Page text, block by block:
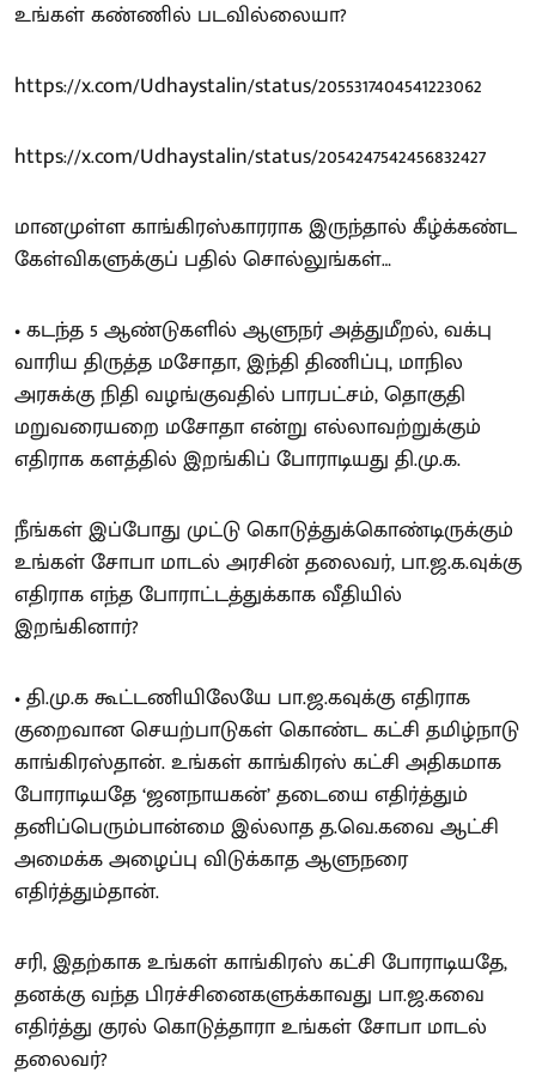
உங்கள் கண்ணில் படவில்லையா?
https://x.com/Udhaystalin/status/2055317404541223062
https://x.com/Udhaystalin/status/2054247542456832427
மானமுள்ள காங்கிரஸ்காரராக இருந்தால் கீழ்க்கண்ட
கேள்விகளுக்குப் பதில் சொல்லுங்கள்…
• கடந்த 5 ஆண்டுகளில் ஆளுநர் அத்துமீறல், வக்பு
வாரிய திருத்த மசோதா, இந்தி திணிப்பு, மாநில
அரசுக்கு நிதி வழங்குவதில் பாரபட்சம், தொகுதி
மறுவரையறை மசோதா என்று எல்லாவற்றுக்கும்
எதிராக களத்தில் இறங்கிப் போராடியது தி.மு.க.
நீங்கள் இப்போது முட்டு கொடுத்துக்கொண்டிருக்கும்
உங்கள் சோபா மாடல் அரசின் தலைவர், பா.ஜ.க.வுக்கு
எதிராக எந்த போராட்டத்துக்காக வீதியில்
இறங்கினார்?
• தி.மு.க கூட்டணியிலேயே பா.ஜ.கவுக்கு எதிராக
குறைவான செயற்பாடுகள் கொண்ட கட்சி தமிழ்நாடு
காங்கிரஸ்தான். உங்கள் காங்கிரஸ் கட்சி அதிகமாக
போராடியதே ‘ஜனநாயகன்’ தடையை எதிர்த்தும்
தனிப்பெரும்பான்மை இல்லாத த.வெ.கவை ஆட்சி
அமைக்க அழைப்பு விடுக்காத ஆளுநரை
எதிர்த்தும்தான்.
சரி, இதற்காக உங்கள் காங்கிரஸ் கட்சி போராடியதே,
தனக்கு வந்த பிரச்சினைகளுக்காவது பா.ஜ.கவை
எதிர்த்து குரல் கொடுத்தாரா உங்கள் சோபா மாடல்
தலைவர்?